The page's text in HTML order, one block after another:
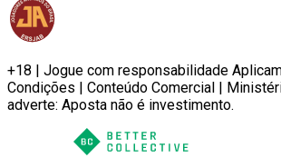
+18 | Jogue com responsabilidade
Condições | Conteúdo Comercial |
adverte: Aposta não é investimento.